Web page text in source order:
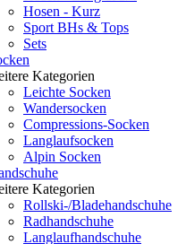
Hosen - Kurz
Sport BHs & Tops
Sets
Kategorien
Leichte Socken
Wandersocken
Compressions-Socken
Langlaufsocken
Alpin Socken
Kategorien
Rollski-/Bladehandschuhe
Radhandschuhe
Langlaufhandschuhe